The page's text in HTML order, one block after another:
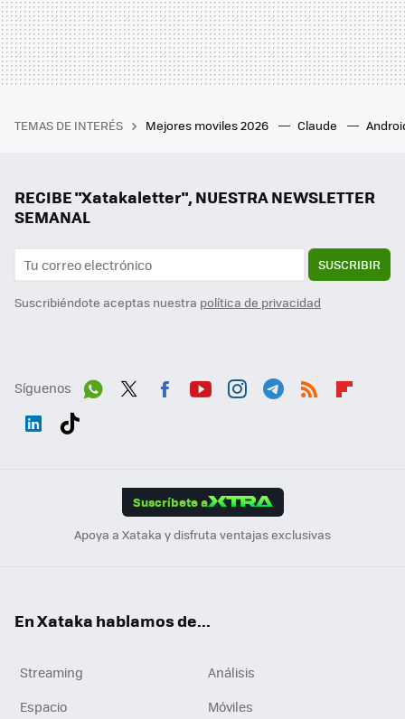
TEMAS DE INTERÉS Mejores moviles 2026 Claude
RECIBE "Xatakaletter", NUESTRA NEWSLETTER
SEMANAL
SUSCRIBIR
Suscribiéndote aceptas nuestra política de privacidad
Síguenos
Suscríbete a
Apoya a Xataka y disfruta ventajas exclusivas
En Xataka hablamos de...
Streaming
Análisis
Espacio
Móviles